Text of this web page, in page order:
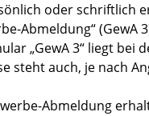
oder schriftlich
Abmeldung“ (GewA
„GewA 3“ liegt bei
steht auch, je nach
Abmeldung